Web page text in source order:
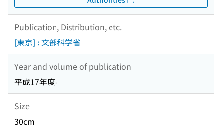
Publication, Distribution, etc.
[東京] : 文部科学省
Year and volume of publication
平成17年度-
Size
30cm